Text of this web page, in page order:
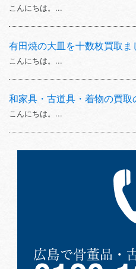
こんにちは。...
有田焼の大皿を十数枚買取ま
こんにちは。...
和家具・古道具・着物の買取
こんにちは。...